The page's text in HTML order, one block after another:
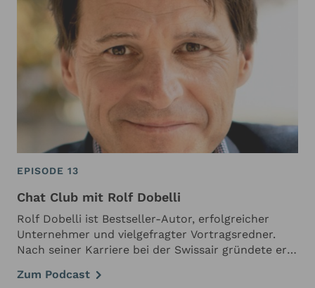
EPISODE 13
Chat Club mit Rolf Dobelli
Rolf Dobelli ist Bestseller-Autor, erfolgreicher
Unternehmer und vielgefragter Vortragsredner.
Nach seiner Karriere bei der Swissair gründete er
GetAbstract, die heute der weltgrößte Anbieter
Zum Podcast